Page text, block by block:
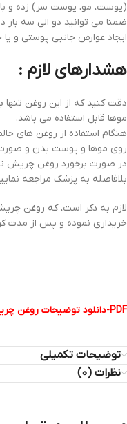
(پوست، مو، پوست سر) زده و
ضمنا می توانید دو الی سه بار
ایجاد عوارض جانبی پوستی و
هشدارهای لازم :
دقت کنید که از این روغن
موها قابل استفاده می باشد.
هنگام استفاده از روغن های
روی موها و پوست بدن و صورت
در صورت برخورد روغن چریش
بلافاصله به پزشک مراجعه
لازم به ذکر است، که روغن
خریداری نموده و پس از مدت
PDF-دانلود توضیحات روغن چریش نلا
توضیحات تکمیلی
نظرات (0)